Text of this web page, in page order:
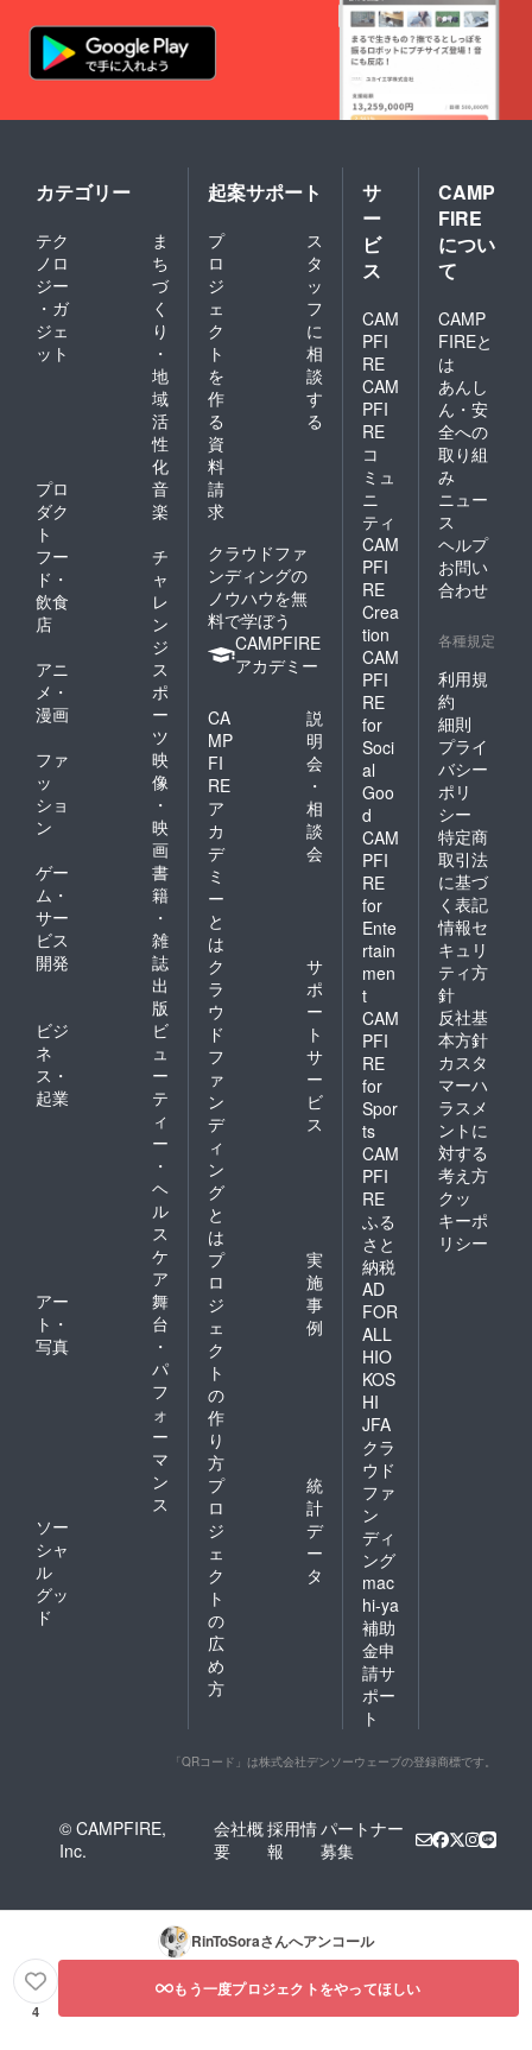
カテゴリー
テク
ノロ
ジー
・ガ
ジェ
ット
ま
ち
づ
く
り
・
地
域
活
性
化
プロ
ダク
ト
音
楽
フー
ド・
飲食
店
チ
ャ
レ
ン
ジ
アニ
メ・
漫画
ス
ポ
ー
ツ
ファ
ッ
ショ
ン
映
像
・
映
画
ゲー
ム・
サー
ビス
開発
書
籍
・
雑
誌
出
版
ビジ
ネ
ス・
起業
ビ
ュ
ー
テ
ィ
ー
・
ヘ
ル
ス
ケ
ア
アー
ト・
写真
舞
台
・
パ
フ
ォ
ー
マ
ン
ス
ソー
シャ
ル
グッ
ド
起案サポート
プ
ロ
ジ
ェ
ク
ト
を
作
る
ス
タ
ッ
フ
に
相
談
す
る
資
料
請
求
クラウドファ
ンディングの
ノウハウを無
料で学ぼう
CAMPFIRE
アカデミー
CA
MP
FI
RE
ア
カ
デ
ミ
ー
と
は
説
明
会
・
相
談
会
ク
ラ
ウ
ド
フ
ァ
ン
デ
ィ
ン
グ
と
は
サ
ポ
ー
ト
サ
ー
ビ
ス
プ
ロ
ジ
ェ
ク
ト
の
作
り
方
実
施
事
例
プ
ロ
ジ
ェ
ク
ト
の
広
め
方
統
計
デ
ー
タ
サ
ー
ビ
ス
CAM
PFI
RE
CAM
PFI
RE
コ
ミュ
ニ
ティ
CAM
PFI
RE
Crea
tion
CAM
PFI
RE
for
Soci
al
Goo
d
CAM
PFI
RE
for
Ente
rtain
men
t
CAM
PFI
RE
for
Spor
ts
CAM
PFI
RE
ふる
さと
納税
AD
FOR
ALL
HIO
KOS
HI
JFA
クラ
ウド
ファ
ン
ディ
ング
mac
hi-ya
補助
金申
請サ
ポー
ト
CAMP
FIRE
につい
て
CAMP
FIREと
は
あんし
ん・安
全への
取り組
み
ニュー
ス
ヘルプ
お問い
合わせ
各種規定
利用規
約
細則
プライ
バシー
ポリ
シー
特定商
取引法
に基づ
く表記
情報セ
キュリ
ティ方
針
反社基
本方針
カスタ
マーハ
ラスメ
ントに
対する
考え方
クッ
キーポ
リシー
「QRコード」は株式会社デンソーウェーブの登録商標です。
© CAMPFIRE,
Inc.
会社概
要
採用情
報
パートナー
募集
RinToSoraさんへアンコール
4
もう一度プロジェクトをやってほしい